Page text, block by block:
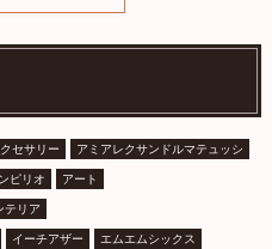
セサリー アミアレクサンドルマテュッシ
ピリオ アート
テリア
イーチアザー エムエムシックス